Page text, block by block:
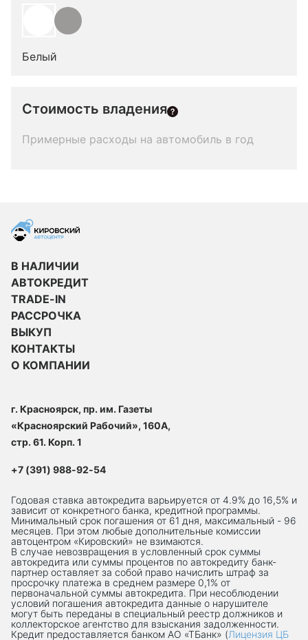
Белый
Стоимость владения
Примерные расходы на автомобиль в год
В НАЛИЧИИ
АВТОКРЕДИТ
TRADE-IN
РАССРОЧКА
ВЫКУП
КОНТАКТЫ
О КОМПАНИИ
г. Красноярск, пр. им. Газеты
«Красноярский Рабочий», 160А,
стр. 61. Корп. 1
+7 (391) 988-92-54
Годовая ставка автокредита варьируется от 4.9% до 16,5% и
зависит от конкретного банка, кредитной программы.
Минимальный срок погашения от 61 дня, максимальный - 96
месяцев. При этом любые дополнительные комиссии
автоцентром «Кировский» не взимаются.
В случае невозвращения в условленный срок суммы
автокредита или суммы процентов по автокредиту банк-
партнер оставляет за собой право начислить штраф за
просрочку платежа в среднем размере 0,1% от
первоначальной суммы автокредита. При несоблюдении
условий погашения автокредита данные о нарушителе
могут быть переданы в специальный реестр должников и
коллекторское агентство для взыскания задолженности.
Кредит предоставляется банком АО «ТБанк» (Лицензия ЦБ